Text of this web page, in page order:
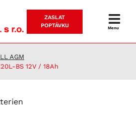
ZASLAT
POPTÁVKU
Menu
AGM
BS 12V / 18Ah